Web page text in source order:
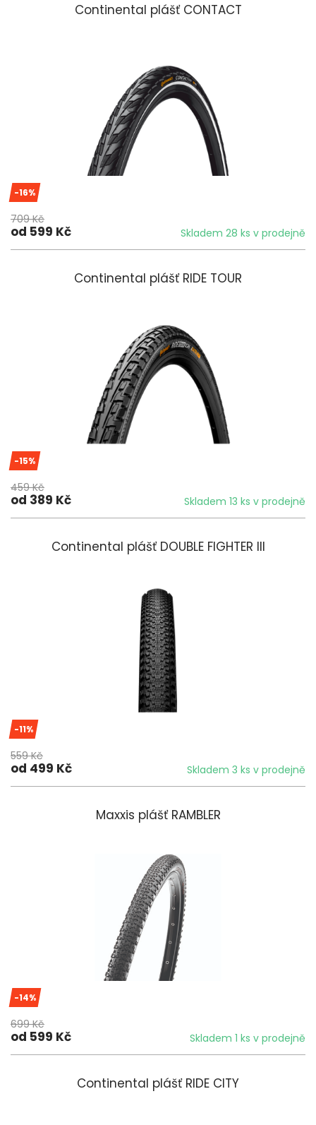
Continental plášť CONTACT
-16%
709 Kč
od 599 Kč Skladem 28 ks v prodejně
Continental plášť RIDE TOUR
-15%
459 Kč
od 389 Kč Skladem 13 ks v prodejně
Continental plášť DOUBLE FIGHTER III
-11%
559 Kč
od 499 Kč Skladem 3 ks v prodejně
Maxxis plášť RAMBLER
-14%
699 Kč
od 599 Kč Skladem 1 ks v prodejně
Continental plášť RIDE CITY